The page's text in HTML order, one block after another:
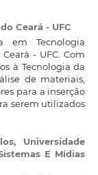
Ceará - UFC
em Tecnologia
- UFC. Com
à Tecnologia da
de materiais,
para a inserção
serem utilizados
Universidade
E Mídias